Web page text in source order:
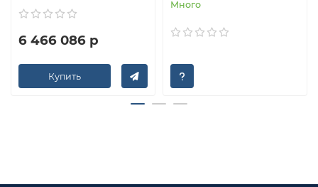
6 466 086 р
Купить
Много